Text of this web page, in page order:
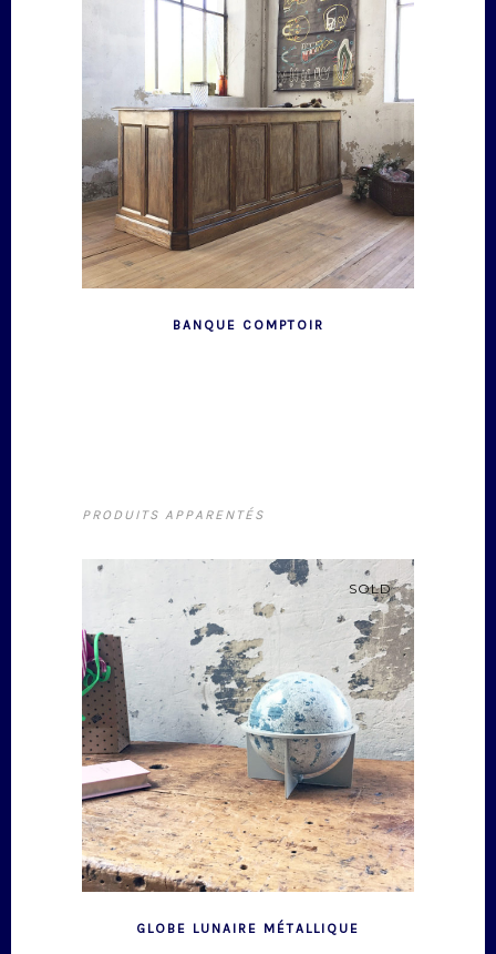
BANQUE COMPTOIR
PRODUITS APPARENTÉS
SOLD
GLOBE LUNAIRE MÉTALLIQUE